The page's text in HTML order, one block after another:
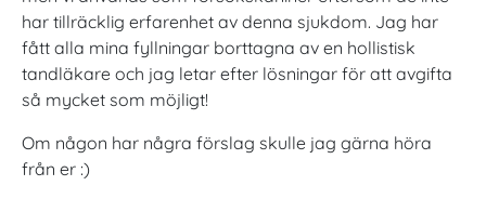
har tillräcklig erfarenhet av denna sjukdom. Jag har
fått alla mina fyllningar borttagna av en hollistisk
tandläkare och jag letar efter lösningar för att avgifta
så mycket som möjligt!
Om någon har några förslag skulle jag gärna höra
från er :)